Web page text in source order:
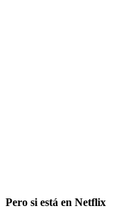
Pero si está en Netflix